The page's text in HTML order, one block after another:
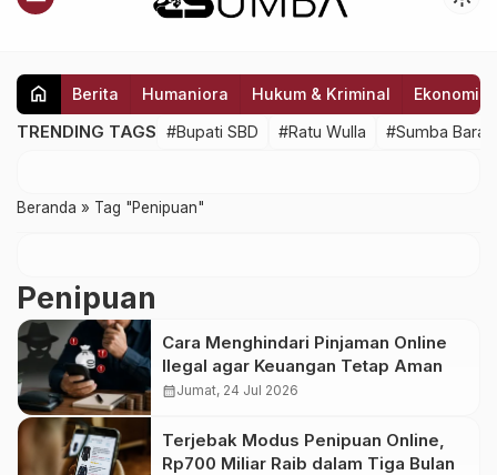
home Berita Humaniora Hukum & Kriminal Ekonomi
TRENDING TAGS #Bupati SBD #Ratu Wulla #Sumba Barat
Beranda » Tag "Penipuan"
Penipuan
Cara Menghindari Pinjaman Online
Ilegal agar Keuangan Tetap Aman
calendar_monthJumat, 24 Jul 2026
Terjebak Modus Penipuan Online,
Rp700 Miliar Raib dalam Tiga Bulan